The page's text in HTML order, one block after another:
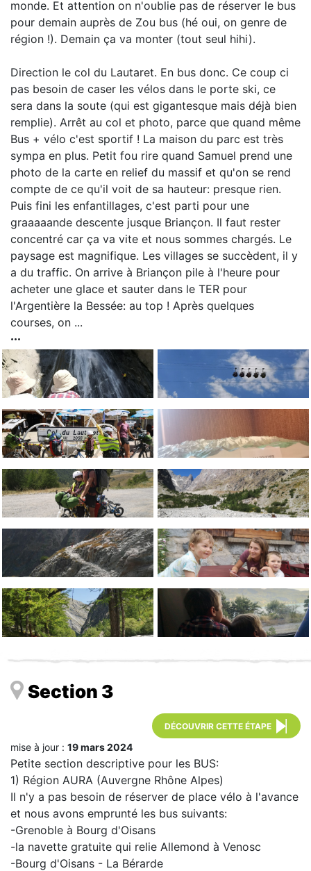
monde. Et attention on n'oublie pas de réserver le bus
pour demain auprès de Zou bus (hé oui, on genre de
région !). Demain ça va monter (tout seul hihi).
Direction le col du Lautaret. En bus donc. Ce coup ci
pas besoin de caser les vélos dans le porte ski, ce
sera dans la soute (qui est gigantesque mais déjà bien
remplie). Arrêt au col et photo, parce que quand même
Bus + vélo c'est sportif ! La maison du parc est très
sympa en plus. Petit fou rire quand Samuel prend une
photo de la carte en relief du massif et qu'on se rend
compte de ce qu'il voit de sa hauteur: presque rien.
Puis fini les enfantillages, c'est parti pour une
graaaaande descente jusque Briançon. Il faut rester
concentré car ça va vite et nous sommes chargés. Le
paysage est magnifique. Les villages se succèdent, il y
a du traffic. On arrive à Briançon pile à l'heure pour
acheter une glace et sauter dans le TER pour
l'Argentière la Bessée: au top ! Après quelques
courses, on ...
Section 3
DÉCOUVRIR CETTE ÉTAPE
mise à jour : 19 mars 2024
Petite section descriptive pour les BUS:
1) Région AURA (Auvergne Rhône Alpes)
Il n'y a pas besoin de réserver de place vélo à l'avance
et nous avons emprunté les bus suivants:
-Grenoble à Bourg d'Oisans
-la navette gratuite qui relie Allemond à Venosc
-Bourg d'Oisans - La Bérarde